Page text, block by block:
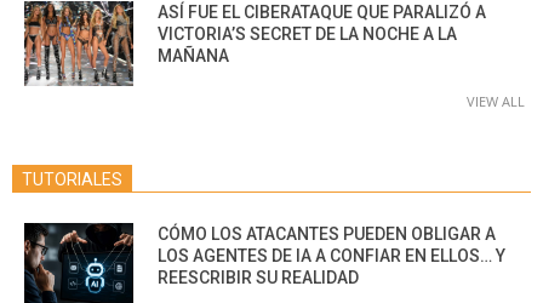
ASÍ FUE EL CIBERATAQUE QUE PARALIZÓ A
VICTORIA’S SECRET DE LA NOCHE A LA
MAÑANA
VIEW ALL
TUTORIALES
CÓMO LOS ATACANTES PUEDEN OBLIGAR A
LOS AGENTES DE IA A CONFIAR EN ELLOS… Y
REESCRIBIR SU REALIDAD